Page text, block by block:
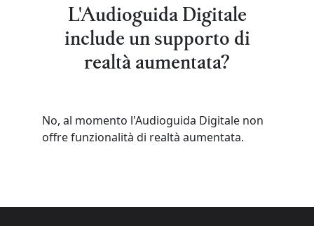
L'Audioguida Digitale
include un supporto di
realtà aumentata?
No, al momento l'Audioguida Digitale non
offre funzionalità di realtà aumentata.